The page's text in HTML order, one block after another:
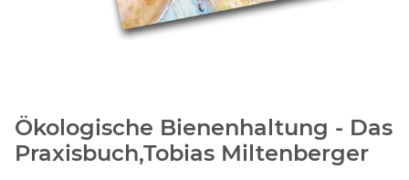
Ökologische Bienenhaltung - Das
Praxisbuch,Tobias Miltenberger